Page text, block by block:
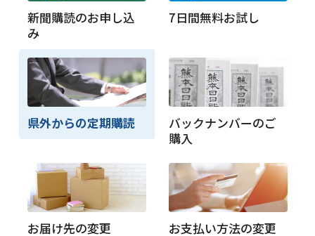
新聞購読のお申し込
み
7日間無料お試し
県外からの定期購読
バックナンバーのご
購入
お届け先の変更 お支払い方法の変更